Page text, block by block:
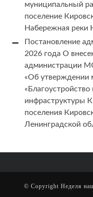
муниципальный
поселение
Набережная реки
Постановление
2026 года О
администрации
«Об утверждении
инфраструктуры
поселения
Ленинградской
© Copyright Неделя